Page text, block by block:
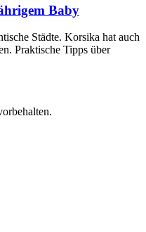
Baby
Städte. Korsika hat auch
Praktische Tipps über